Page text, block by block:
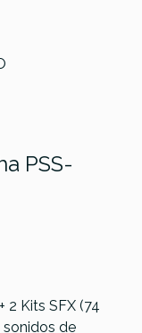
PSS-
2 Kits SFX (74
de
EKT37WH